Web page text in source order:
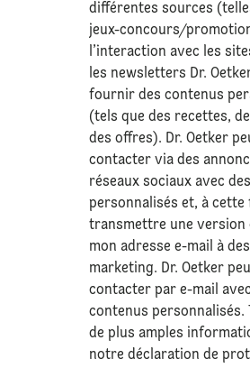
différentes sources
jeux-concours/
l’interaction avec les
les newsletters Dr.
fournir des contenus
(tels que des recettes,
des offres). Dr. Oetker
contacter via des
réseaux sociaux avec
personnalisés et, à cette
transmettre une version
mon adresse e-mail à
marketing. Dr. Oetker
contacter par e-mail
contenus personnalisés.
de plus amples
notre déclaration de